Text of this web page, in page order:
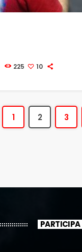
225 10
1 2 3
PARTICIPA